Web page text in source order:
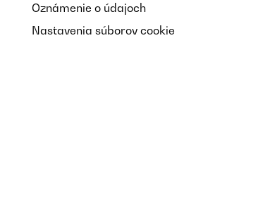
Oznámenie o údajoch
Nastavenia súborov cookie